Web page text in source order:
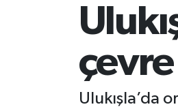
Ulukışla’da
Tüm Manşetler
Haber Arşivi